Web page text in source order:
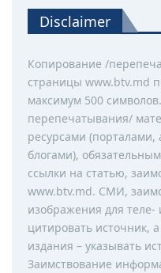
Disclaimer
Копирование /
страницы www.btv.md
максимум 500
перепечатывания/
ресурсами
блогами),
ссылки на статью,
www.btv.md. СМИ,
изображения для
цитировать источник,
издания – указывать
Заимствование